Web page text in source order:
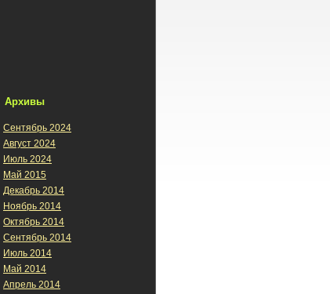
Архивы
Сентябрь 2024
Август 2024
Июль 2024
Май 2015
Декабрь 2014
Ноябрь 2014
Октябрь 2014
Сентябрь 2014
Июль 2014
Май 2014
Апрель 2014